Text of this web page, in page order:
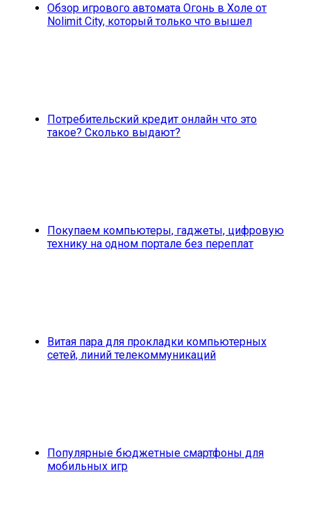
Обзор игрового автомата Огонь в Холе от
Nolimit City, который только что вышел
Потребительский кредит онлайн что это
такое? Сколько выдают?
Покупаем компьютеры, гаджеты, цифровую
технику на одном портале без переплат
Витая пара для прокладки компьютерных
сетей, линий телекоммуникаций
Популярные бюджетные смартфоны для
мобильных игр